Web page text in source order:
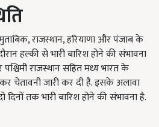
राजस्थान, हरियाणा और पंजाब के
हल्की से भारी बारिश होने की संभावना
राजस्थान सहित मध्य भारत के
चेतावनी जारी कर दी है. इसके अलावा
तक भारी बारिश होने की संभावना है.